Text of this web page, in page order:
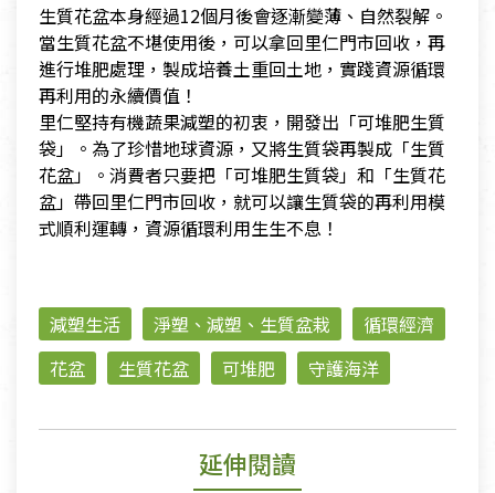
生質花盆本身經過12個月後會逐漸變薄、自然裂解。
當生質花盆不堪使用後，可以拿回里仁門市回收，再
進行堆肥處理，製成培養土重回土地，實踐資源循環
再利用的永續價值！
里仁堅持有機蔬果減塑的初衷，開發出「可堆肥生質
袋」。為了珍惜地球資源，又將生質袋再製成「生質
花盆」。消費者只要把「可堆肥生質袋」和「生質花
盆」帶回里仁門市回收，就可以讓生質袋的再利用模
式順利運轉，資源循環利用生生不息！
減塑生活 淨塑、減塑、生質盆栽
循環經濟
花盆
生質花盆 可堆肥 守護海洋
延伸閱讀